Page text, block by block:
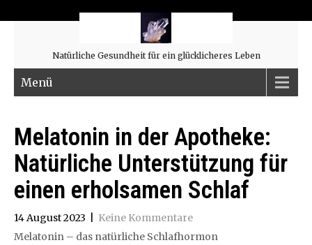
Natürliche Gesundheit für ein glücklicheres Leben
Menü
Melatonin in der Apotheke:
Natürliche Unterstützung für
einen erholsamen Schlaf
14 August 2023
Keine Kommentare
Melatonin – das natürliche Schlafhormon